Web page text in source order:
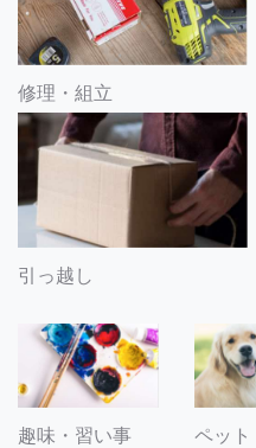
修理・組立
引っ越し
趣味・習い事 ペット